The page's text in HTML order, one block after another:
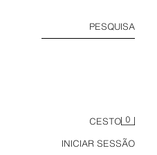
PESQUISA
CESTO 0
INICIAR SESSÃO